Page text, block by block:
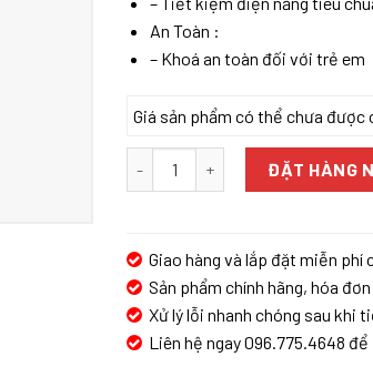
An Toàn :
– Khoá an toàn đối với trẻ em
Giá sản phẩm có thể chưa được
Máy Rửa Chén Âm Tủ Malloca
ĐẶT HÀNG
Giao hàng và lắp đặt miễn phí
Sản phẩm chính hãng, hóa
Xử lý lỗi nhanh chóng sau khi
Liên hệ ngay 096.775.4648